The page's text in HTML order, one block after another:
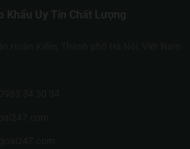
Khẩu Uy Tín Chất Lượng